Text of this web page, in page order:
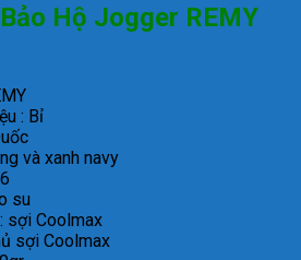
Hộ Jogger REMY
: Bỉ
và xanh navy
su
sợi Coolmax
sợi Coolmax